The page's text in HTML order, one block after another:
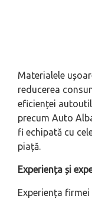
Materialele
reducerea
eficienței
precum Auto
fi echipată cu
piață.
Experiența și
Experiența